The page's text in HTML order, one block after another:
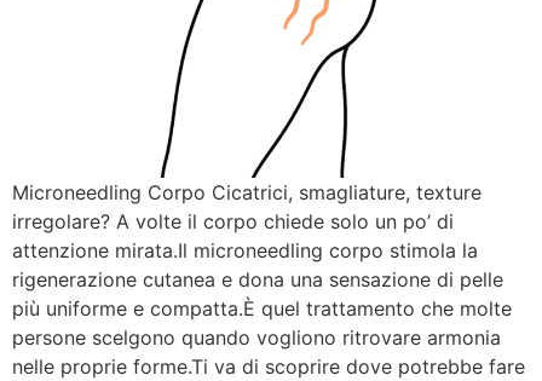
Microneedling Corpo Cicatrici, smagliature, texture
irregolare? A volte il corpo chiede solo un po’ di
attenzione mirata.Il microneedling corpo stimola la
rigenerazione cutanea e dona una sensazione di pelle
più uniforme e compatta.È quel trattamento che molte
persone scelgono quando vogliono ritrovare armonia
nelle proprie forme.Ti va di scoprire dove potrebbe fare